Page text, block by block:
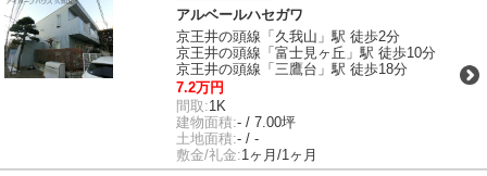
アルベールハセガワ
京王井の頭線「久我山」駅 徒歩2分
京王井の頭線「富士見ヶ丘」駅 徒歩10分
京王井の頭線「三鷹台」駅 徒歩18分
7.2万円
間取:1K
建物面積:- / 7.00坪
土地面積:- / -
敷金/礼金:1ヶ月/1ヶ月